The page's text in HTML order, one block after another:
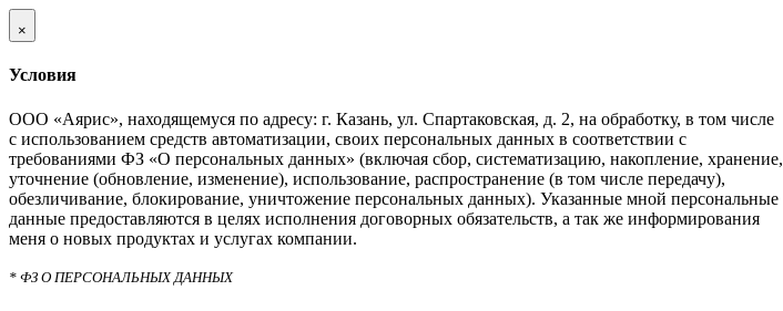
×
Условия
ООО «Аярис», находящемуся по адресу: г. Казань, ул. Спартаковская, д. 2, на обработку, в том числе
с использованием средств автоматизации, своих персональных данных в соответствии с
требованиями ФЗ «О персональных данных» (включая сбор, систематизацию, накопление, хранение,
уточнение (обновление, изменение), использование, распространение (в том числе передачу),
обезличивание, блокирование, уничтожение персональных данных). Указанные мной персональные
данные предоставляются в целях исполнения договорных обязательств, а так же информирования
меня о новых продуктах и услугах компании.
* ФЗ О ПЕРСОНАЛЬНЫХ ДАННЫХ